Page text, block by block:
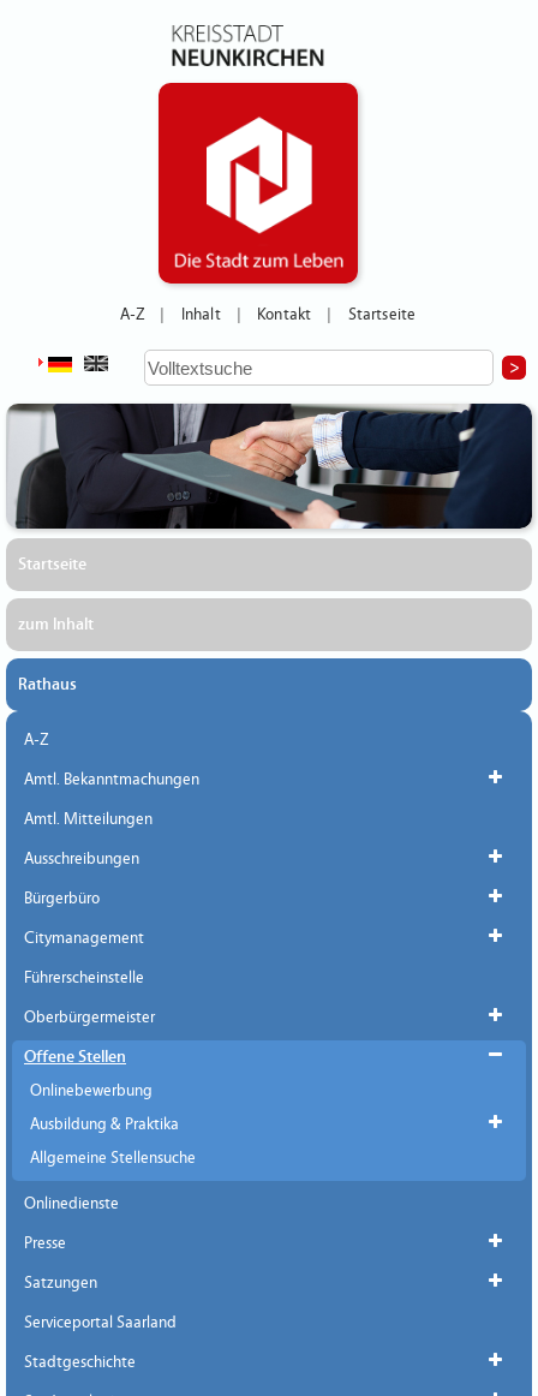
A-Z Inhalt Kontakt Startseite
Startseite
zum Inhalt
Rathaus
A-Z
Amtl. Bekanntmachungen
Amtl. Mitteilungen
Ausschreibungen
Bürgerbüro
Citymanagement
Führerscheinstelle
Oberbürgermeister
Offene Stellen
Onlinebewerbung
Ausbildung & Praktika
Allgemeine Stellensuche
Onlinedienste
Presse
Satzungen
Serviceportal Saarland
Stadtgeschichte